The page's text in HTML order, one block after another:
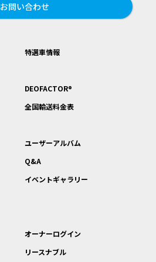
お問い合わせ
特選車情報
DEOFACTOR®
全国輸送料金表
ユーザーアルバム
Q&A
イベントギャラリー
オーナーログイン
リースナブル